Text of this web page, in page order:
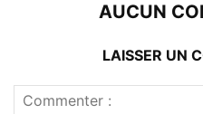
AUCUN
LAISSER UN